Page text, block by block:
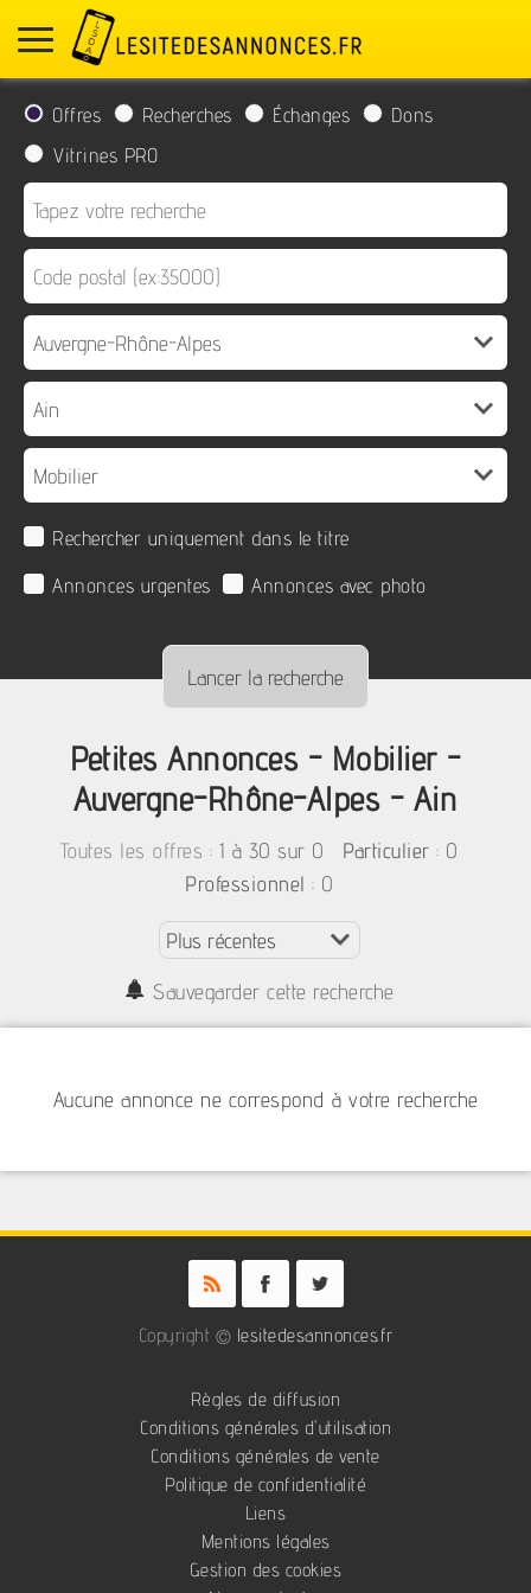
Offres Recherches Échanges
Dons
Vitrines PRO
Rechercher uniquement dans le titre
Annonces urgentes
Annonces avec photo
Petites Annonces - Mobilier -
Auvergne-Rhône-Alpes - Ain
Toutes les offres : 1 à 30 sur 0 Particulier : 0
Professionnel : 0
Sauvegarder cette recherche
Aucune annonce ne correspond à votre recherche
Copyright © lesitedesannonces.fr
Règles de diffusion
Conditions générales d'utilisation
Conditions générales de vente
Politique de confidentialité
Liens
Mentions légales
Gestion des cookies